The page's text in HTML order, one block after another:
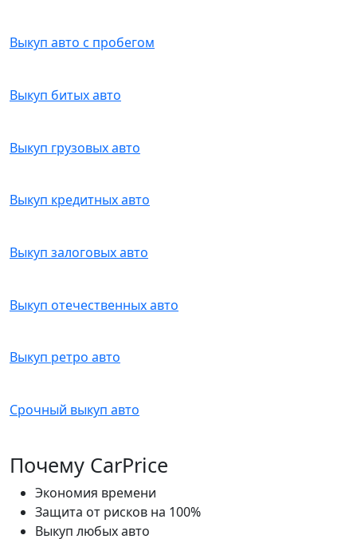
Выкуп авто с пробегом
Выкуп битых авто
Выкуп грузовых авто
Выкуп кредитных авто
Выкуп залоговых авто
Выкуп отечественных авто
Выкуп ретро авто
Срочный выкуп авто
Почему CarPrice
Экономия времени
Защита от рисков на 100%
Выкуп любых авто